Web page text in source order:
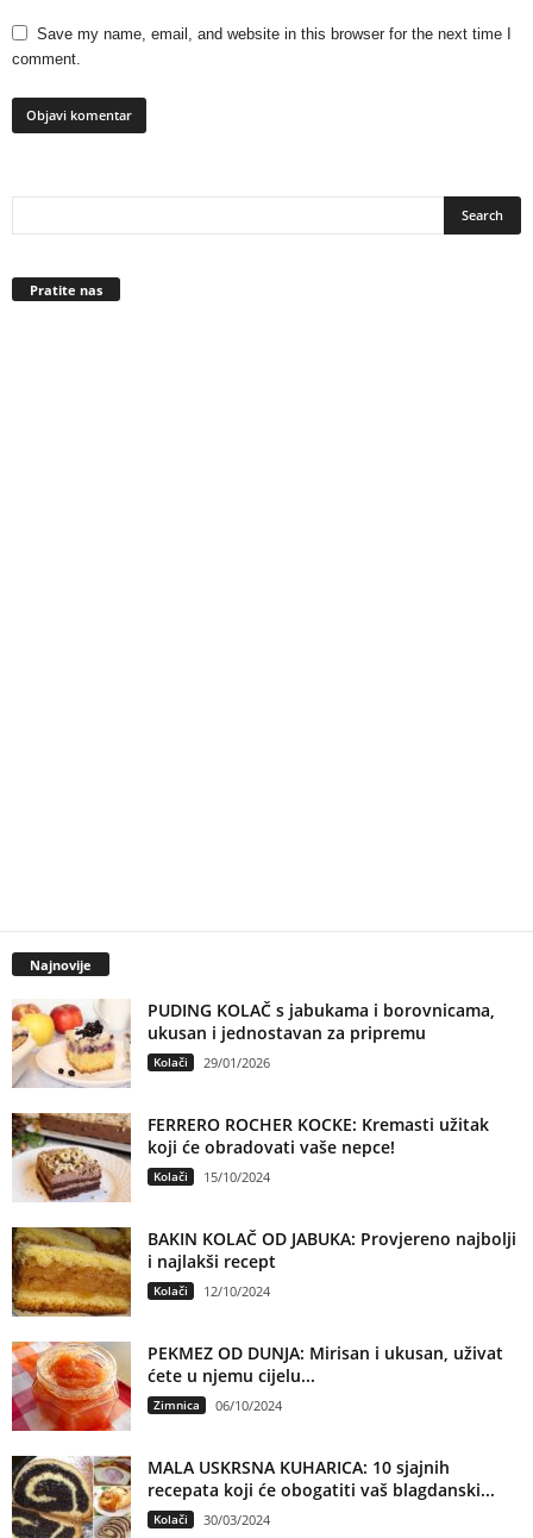
Save my name, email, and website in this browser for the next time I
comment.
Pratite nas
Najnovije
PUDING KOLAČ s jabukama i borovnicama,
ukusan i jednostavan za pripremu
Kolači 29/01/2026
FERRERO ROCHER KOCKE: Kremasti užitak
koji će obradovati vaše nepce!
Kolači 15/10/2024
BAKIN KOLAČ OD JABUKA: Provjereno najbolji
i najlakši recept
Kolači 12/10/2024
PEKMEZ OD DUNJA: Mirisan i ukusan, uživat
ćete u njemu cijelu...
Zimnica 06/10/2024
MALA USKRSNA KUHARICA: 10 sjajnih
recepata koji će obogatiti vaš blagdanski...
Kolači 30/03/2024